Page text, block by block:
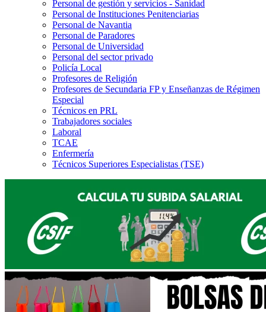
Personal de gestión y servicios - Sanidad
Personal de Instituciones Penitenciarias
Personal de Navantia
Personal de Paradores
Personal de Universidad
Personal del sector privado
Policía Local
Profesores de Religión
Profesores de Secundaria FP y Enseñanzas de Régimen
Especial
Técnicos en PRL
Trabajadores sociales
Laboral
TCAE
Enfermería
Técnicos Superiores Especialistas (TSE)